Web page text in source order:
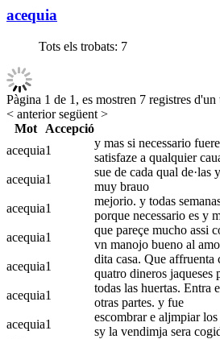
acequia
Tots els trobats: 7
Pàgina 1 de 1, es mostren 7 registres
< anteriorsegüent >
Mot
Accepció
acequia1
y mas si necessario
satisfaze a qualquier
acequia1
sue de cada qual de·las
muy brauo
acequia1
mejorio. y todas
porque necessario es y
acequia1
que pareçe mucho assi
vn manojo bueno al
acequia1
dita casa. Que affruenta
quatro dineros jaqueses
acequia1
todas las huertas. Entra
otras partes. y fue
acequia1
escombrar e aljmpiar
sy la vendimja sera